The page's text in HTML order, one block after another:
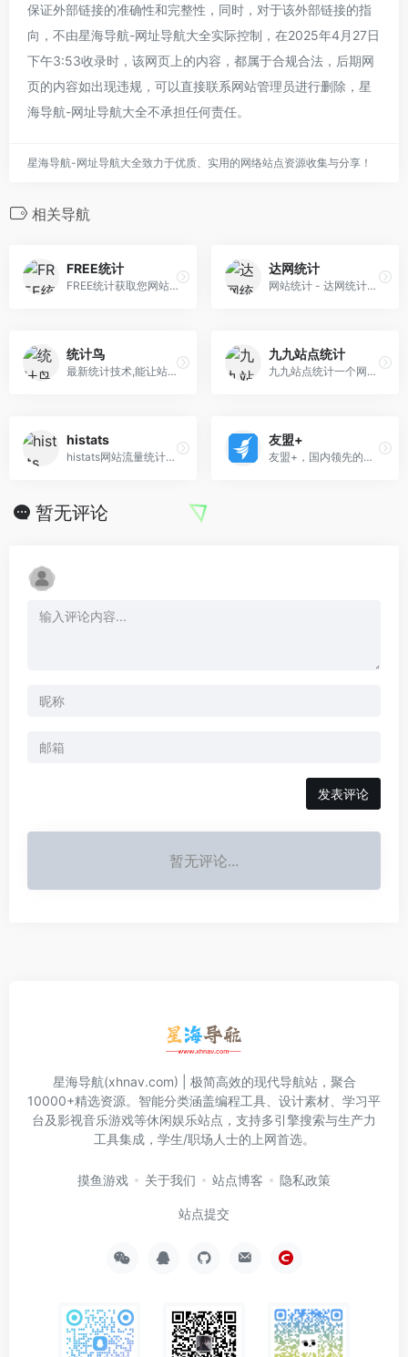
保证外部链接的准确性和完整性，同时，对于该外部链接的指
向，不由星海导航-网址导航大全实际控制，在2025年4月27日
下午3:53收录时，该网页上的内容，都属于合规合法，后期网
页的内容如出现违规，可以直接联系网站管理员进行删除，星
海导航-网址导航大全不承担任何责任。
星海导航-网址导航大全致力于优质、实用的网络站点资源收集与分享！
相关导航
FREE统计
FREE统计获取您网站的实时统计数据，包括访问量、用户行为和来源分析。我们的工具帮助您深入了解访客习惯，优化内容策略，从而有效提升网站流量和转化率
达网统计
网站统计 - 达网统计是一款专业且实用性强的在线网站流量统计及分析系统，适合于各类网站，并可根据客户要求任意定制界面和开发。
统计鸟
最新统计技术,能让站长随时看见站点状态，海量辅助功能满足站长各种需求，让站长更加方便快捷管理站点。
九九站点统计
九九站点统计一个网站数据统计网站
histats
histats网站流量统计工具 100% 免费， 无服务限制。
友盟+
友盟+，国内领先的开发者服务及数据智能服务商。专注为互联网企业提供一站式数据分析运营服务近10年。截至2021年已累计服务230万移动应用和950万家网站。19年友盟+战略升级重磅发布友盟云。
暂无评论
发表评论
暂无评论...
星海导航(xhnav.com) | 极简高效的现代导航站，聚合
10000+精选资源。智能分类涵盖编程工具、设计素材、学习平
台及影视音乐游戏等休闲娱乐站点，支持多引擎搜索与生产力
工具集成，学生/职场人士的上网首选。
摸鱼游戏 关于我们 站点博客 隐私政策
站点提交